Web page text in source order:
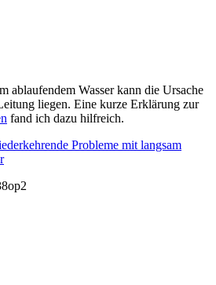
ablaufendem Wasser kann die Ursache
liegen. Eine kurze Erklärung zur
fand ich dazu hilfreich.
Probleme mit langsam